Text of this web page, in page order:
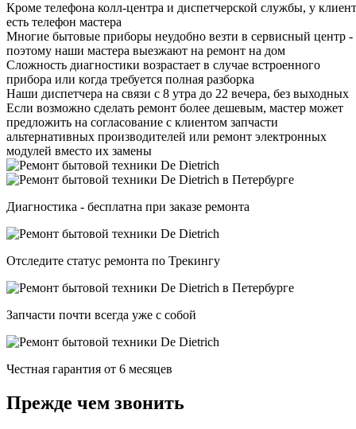
Кроме телефона колл-центра и диспетчерской службы, у
есть телефон мастера
Многие бытовые приборы неудобно везти в сервисный центр -
поэтому наши мастера выезжают на ремонт на дом
Сложность диагностики возрастает в случае встроенного
прибора или когда требуется полная разборка
Наши диспетчера на связи с 8 утра до 22 вечера, без выходных
Если возможно сделать ремонт более дешевым, мастер может
предложить на согласование с клиентом запчасти
альтернативных производителей или ремонт электронных
модулей вместо их замены
Диагностика - бесплатна при заказе ремонта
Отследите статус ремонта по Трекингу
Запчасти почти всегда уже с собой
Честная гарантия от 6 месяцев
Прежде чем звонить